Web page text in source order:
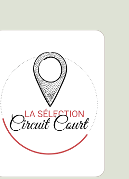
Circuit Court
La Maison Counasse met
un point d’honneur à
privilégier le circuit court
et les producteurs bien de
chez nous. Vous pouvez
découvrir ces différents
produits dans nos
différents rayons.